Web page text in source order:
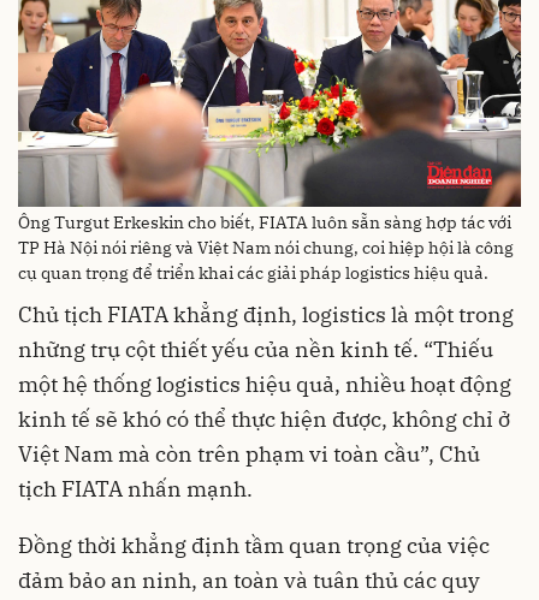
Ông Turgut Erkeskin cho biết, FIATA luôn sẵn sàng hợp tác với
TP Hà Nội nói riêng và Việt Nam nói chung, coi hiệp hội là công
cụ quan trọng để triển khai các giải pháp logistics hiệu quả.
Chủ tịch FIATA khẳng định, logistics là một trong
những trụ cột thiết yếu của nền kinh tế. “Thiếu
một hệ thống logistics hiệu quả, nhiều hoạt động
kinh tế sẽ khó có thể thực hiện được, không chỉ ở
Việt Nam mà còn trên phạm vi toàn cầu”, Chủ
tịch FIATA nhấn mạnh.
Đồng thời khẳng định tầm quan trọng của việc
đảm bảo an ninh, an toàn và tuân thủ các quy